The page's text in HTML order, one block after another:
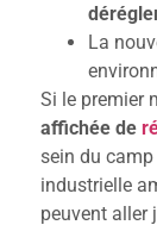
La
Si le premier
affichée de
sein du
industrielle
peuvent aller